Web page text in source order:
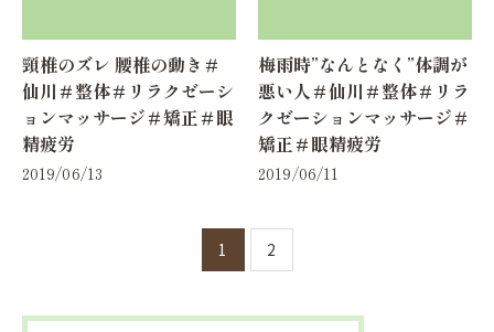
頸椎のズレ 腰椎の動き＃
仙川＃整体＃リラクゼーシ
ョンマッサージ＃矯正＃眼
精疲労
2019/06/13
梅雨時”なんとなく”体調が
悪い人＃仙川＃整体＃リラ
クゼーションマッサージ＃
矯正＃眼精疲労
2019/06/11
1 2